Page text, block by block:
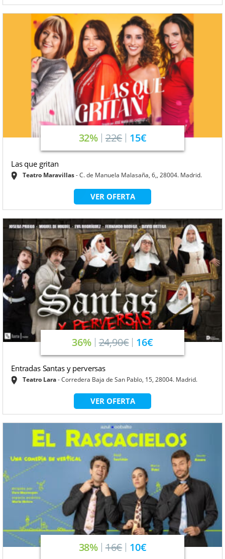
32% 22€ 15€
Las que gritan
Teatro Maravillas C. de Manuela Malasaña, 6,, 28004. Madrid.
VER OFERTA
36% 24,90€ 16€
Entradas Santas y perversas
Teatro Lara Corredera Baja de San Pablo, 15, 28004. Madrid.
VER OFERTA
38% 16€ 10€